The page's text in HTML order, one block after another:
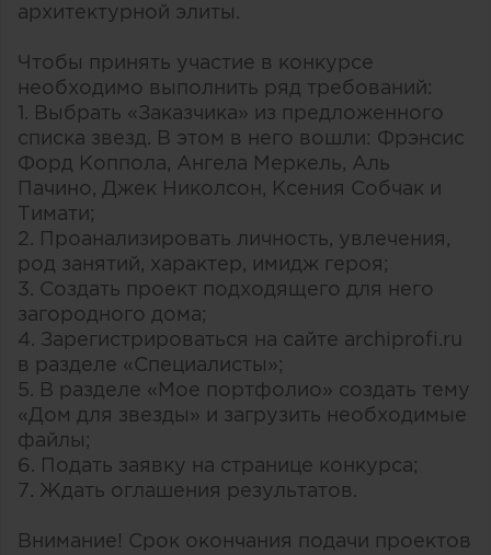
архитектурной элиты.
Чтобы принять участие в конкурсе
необходимо выполнить ряд требований:
1. Выбрать «Заказчика» из предложенного
списка звезд. В этом в него вошли: Фрэнсис
Форд Коппола, Ангела Меркель, Аль
Пачино, Джек Николсон, Ксения Собчак и
Тимати;
2. Проанализировать личность, увлечения,
род занятий, характер, имидж героя;
3. Создать проект подходящего для него
загородного дома;
4. Зарегистрироваться на сайте archiprofi.ru
в разделе «Специалисты»;
5. В разделе «Мое портфолио» создать тему
«Дом для звезды» и загрузить необходимые
файлы;
6. Подать заявку на странице конкурса;
7. Ждать оглашения результатов.
Внимание! Срок окончания подачи проектов